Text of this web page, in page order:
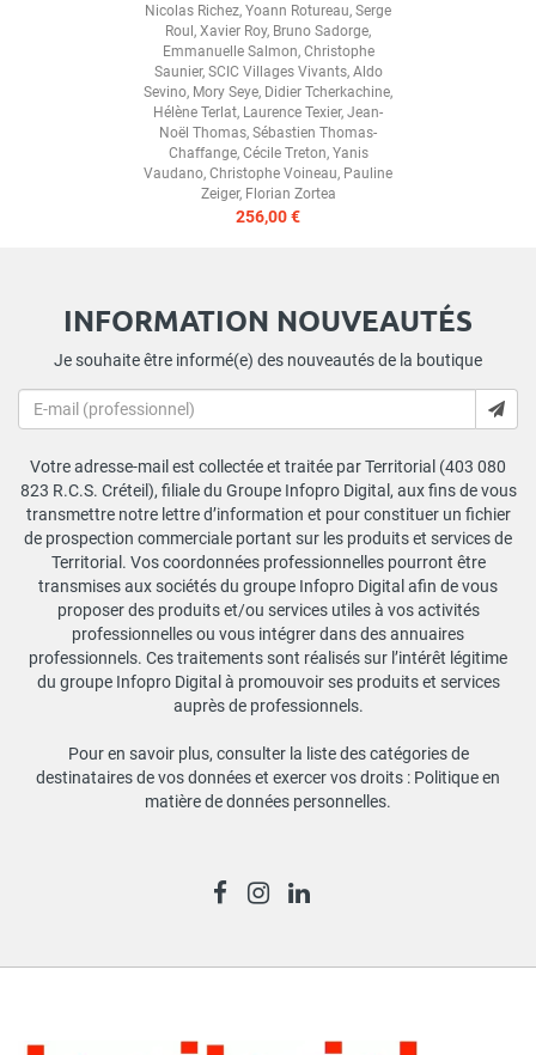
Nicolas Richez, Yoann Rotureau, Serge
Roul, Xavier Roy, Bruno Sadorge,
Emmanuelle Salmon, Christophe
Saunier, SCIC Villages Vivants, Aldo
Sevino, Mory Seye, Didier Tcherkachine,
Hélène Terlat, Laurence Texier, Jean-
Noël Thomas, Sébastien Thomas-
Chaffange, Cécile Treton, Yanis
Vaudano, Christophe Voineau, Pauline
Zeiger, Florian Zortea
256,00 €
INFORMATION NOUVEAUTÉS
Je souhaite être informé(e) des nouveautés de la boutique
Votre adresse-mail est collectée et traitée par Territorial (403 080
823 R.C.S. Créteil), filiale du Groupe Infopro Digital, aux fins de vous
transmettre notre lettre d’information et pour constituer un fichier
de prospection commerciale portant sur les produits et services de
Territorial. Vos coordonnées professionnelles pourront être
transmises aux sociétés du groupe Infopro Digital afin de vous
proposer des produits et/ou services utiles à vos activités
professionnelles ou vous intégrer dans des annuaires
professionnels. Ces traitements sont réalisés sur l’intérêt légitime
du groupe Infopro Digital à promouvoir ses produits et services
auprès de professionnels.
Pour en savoir plus, consulter la liste des catégories de
destinataires de vos données et exercer vos droits : Politique en
matière de données personnelles.